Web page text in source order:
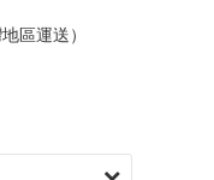
區運送）